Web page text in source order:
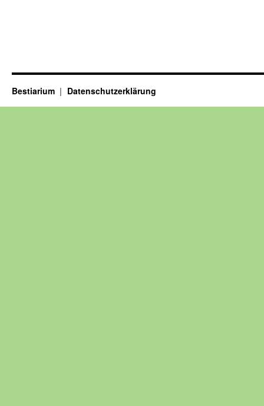
Bestiarium Datenschutzerklärung